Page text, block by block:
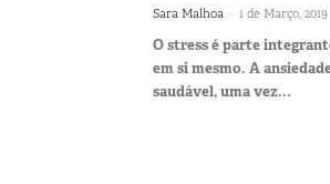
Sara Malhoa - 1 de Março, 2019
O stress é parte
em si mesmo. A
saudável, uma vez...